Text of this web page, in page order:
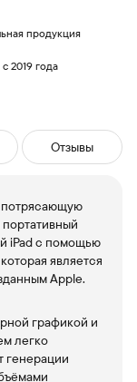
продукция
2019 года
Отзывы
потрясающую
iPad с помощью
является
Apple.
графикой и
легко
генерации